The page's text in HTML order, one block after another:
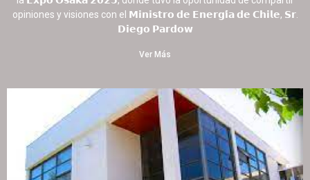
opiniones y visiones con el 𝗠𝗶𝗻𝗶𝘀𝘁𝗿𝗼 𝗱𝗲 𝗘𝗻𝗲𝗿𝗴𝗶́𝗮 𝗱𝗲 𝗖𝗵𝗶𝗹𝗲, 𝗦𝗿.
𝗗𝗶𝗲𝗴𝗼 𝗣𝗮𝗿𝗱𝗼𝘄
Ver Más